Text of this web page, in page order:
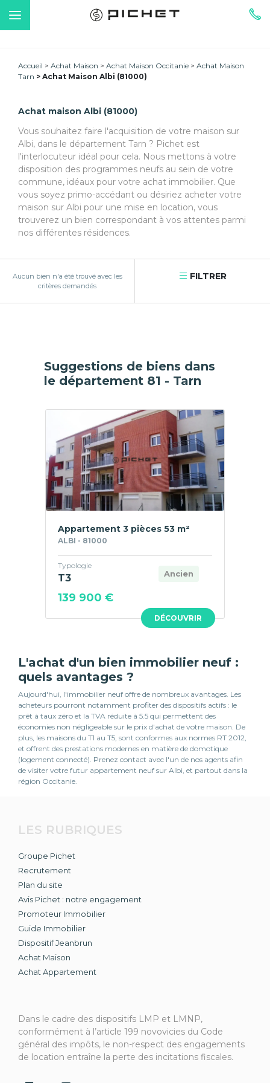
Accueil Achat Maison Achat Maison Occitanie
Achat Maison
Tarn
Achat Maison Albi (81000)
Achat maison Albi (81000)
Vous souhaitez faire l'acquisition de votre maison sur
Albi, dans le département Tarn ? Pichet est
l'interlocuteur idéal pour cela. Nous mettons à votre
disposition des programmes neufs au sein de votre
commune, idéaux pour votre achat immobilier. Que
vous soyez primo-accédant ou désiriez acheter votre
maison sur Albi pour une mise en location, vous
trouverez un bien correspondant à vos attentes parmi
nos différentes résidences.
Aucun bien n'a été trouvé avec les
critères demandés
FILTRER
Suggestions de biens dans
le département 81 - Tarn
DÉCOUVRIR
Appartement 3 pièces 53 m²
ALBI - 81000
Ancien
Typologie
T3
139 900 €
L'achat d'un bien immobilier neuf :
quels avantages ?
Aujourd'hui, l'immobilier neuf offre de nombreux avantages. Les
acheteurs pourront notamment profiter des dispositifs actifs : le
prêt à taux zéro et la TVA réduite à 5.5 qui permettent des
économies non négligeable sur le prix d'achat de votre maison. De
plus, les maisons du T1 au T5, sont conformes aux normes RT 2012,
et offrent des prestations modernes en matière de domotique
(logement connecté). Prenez contact avec l'un de nos agents afin
de visiter votre futur appartement neuf sur Albi, et partout dans la
région Occitanie.
LES RUBRIQUES
Groupe Pichet
Recrutement
Plan du site
Avis Pichet : notre engagement
Promoteur Immobilier
Guide Immobilier
Dispositif Jeanbrun
Achat Maison
Achat Appartement
Dans le cadre des dispositifs LMP et LMNP,
conformément à l’article 199 novovicies du Code
général des impôts, le non-respect des engagements
de location entraîne la perte des incitations fiscales.